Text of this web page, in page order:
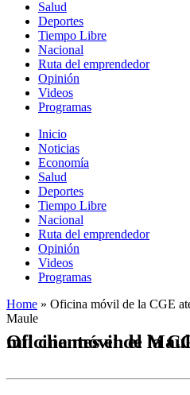
Salud
Deportes
Tiempo Libre
Nacional
Ruta del emprendedor
Opinión
Videos
Programas
Inicio
Noticias
Economía
Salud
Deportes
Tiempo Libre
Nacional
Ruta del emprendedor
Opinión
Videos
Programas
Home » Oficina móvil de la CGE
Maule
Oficina móvil de la CGE atendió más 2 mil clientes en el